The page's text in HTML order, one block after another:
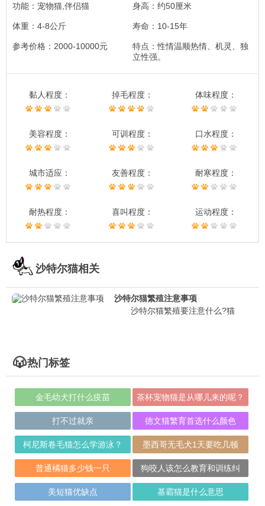
功能：宠物猫,伴侣猫 身高：约50厘米
体重：4-8公斤 寿命：10-15年
参考价格：2000-10000元
特点：性情温顺热情、机灵、独
立性强。
黏人程度： 掉毛程度： 体味程度：
美容程度： 可训程度： 口水程度：
城市适应： 友善程度： 耐寒程度：
耐热程度： 喜叫程度： 运动程度：
沙特尔猫相关
沙特尔猫繁殖注意事项
沙特尔猫繁殖要注意什么?猫
热门标签
金毛幼犬打什么疫苗 茶杯宠物猫是从哪儿来的呢？
打不过就亲 德文猫繁育首选什么颜色
柯尼斯卷毛猫怎么学游泳？ 墨西哥无毛犬1天要吃几顿
普通橘猫多少钱一只
狗咬人该怎么教育和训练纠
正？
美短猫优缺点 基霸猫是什么意思